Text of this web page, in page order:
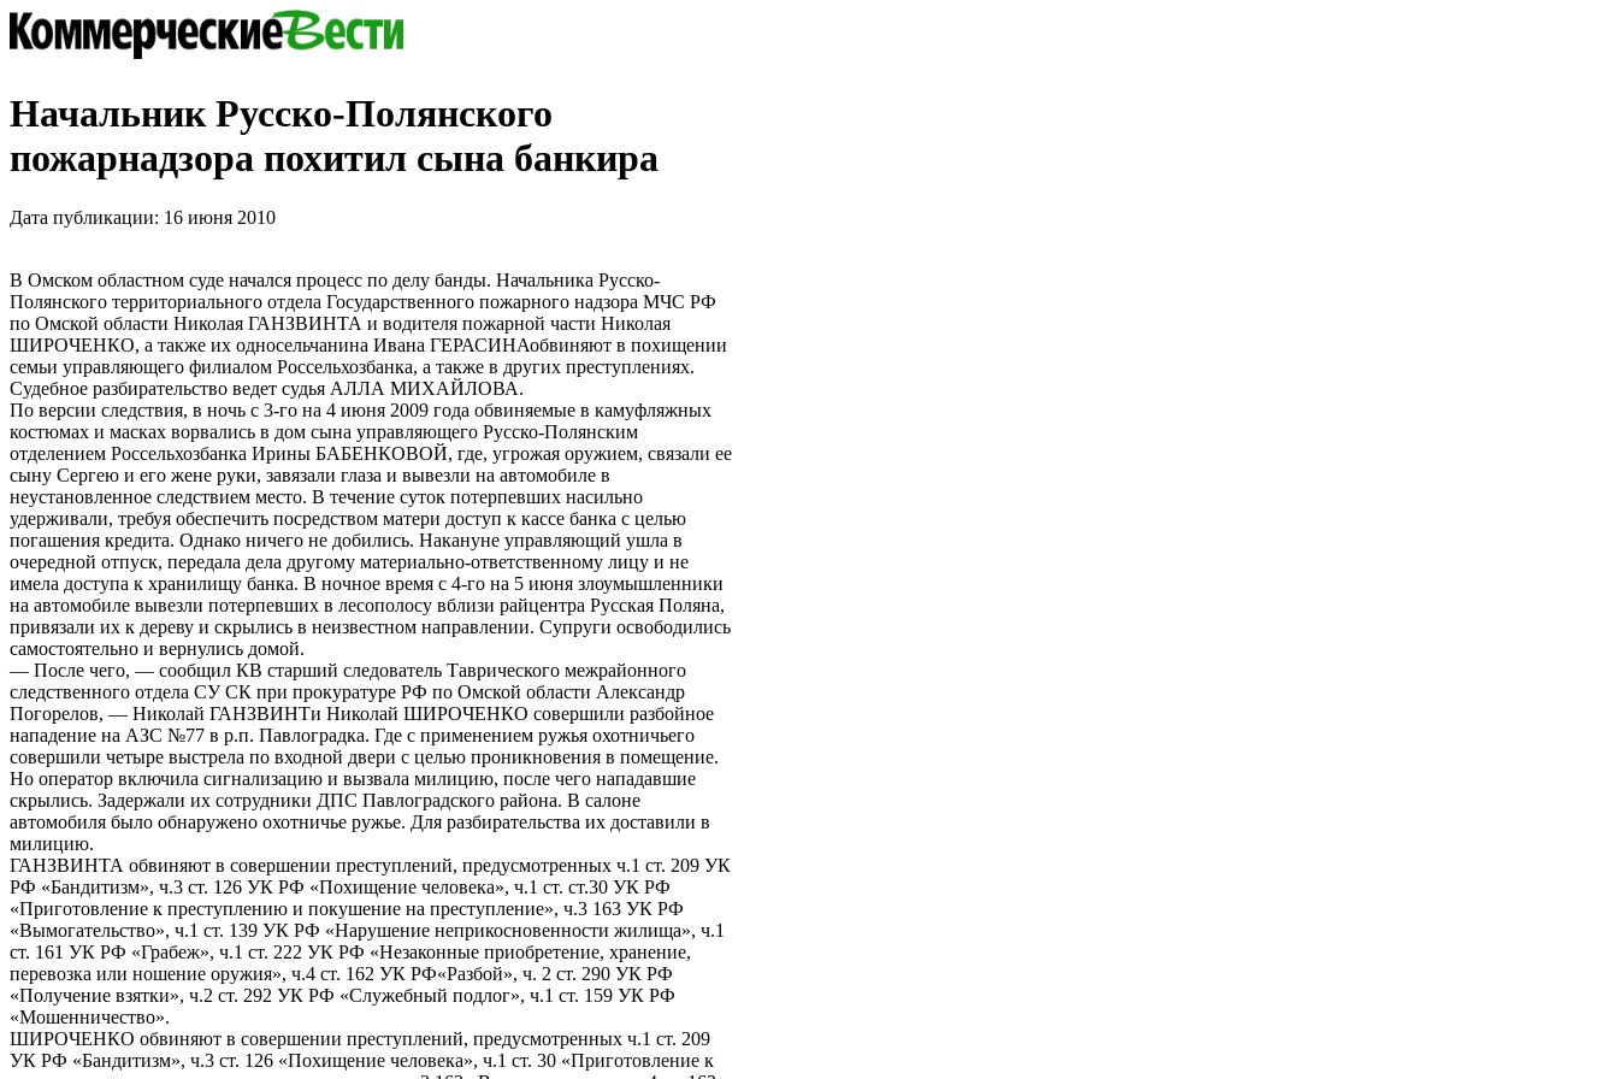
Начальник Русско-Полянского
пожарнадзора похитил сына банкира
Дата публикации: 16 июня 2010
В Омском областном суде начался процесс по делу банды. Начальника Русско-
Полянского территориального отдела Государственного пожарного надзора МЧС РФ
по Омской области Николая ГАНЗВИНТА и водителя пожарной части Николая
ШИРОЧЕНКО, а также их односельчанина Ивана ГЕРАСИНАобвиняют в похищении
семьи управляющего филиалом Россельхозбанка, а также в других преступлениях.
Судебное разбирательство ведет судья АЛЛА МИХАЙЛОВА.
По версии следствия, в ночь с 3-го на 4 июня 2009 года обвиняемые в камуфляжных
костюмах и масках ворвались в дом сына управляющего Русско-Полянским
отделением Россельхозбанка Ирины БАБЕНКОВОЙ, где, угрожая оружием, связали ее
сыну Сергею и его жене руки, завязали глаза и вывезли на автомобиле в
неустановленное следствием место. В течение суток потерпевших насильно
удерживали, требуя обеспечить посредством матери доступ к кассе банка с целью
погашения кредита. Однако ничего не добились. Накануне управляющий ушла в
очередной отпуск, передала дела другому материально-ответственному лицу и не
имела доступа к хранилищу банка. В ночное время с 4-го на 5 июня злоумышленники
на автомобиле вывезли потерпевших в лесополосу вблизи райцентра Русская Поляна,
привязали их к дереву и скрылись в неизвестном направлении. Супруги освободились
самостоятельно и вернулись домой.
— После чего, — сообщил КВ старший следователь Таврического межрайонного
следственного отдела СУ СК при прокуратуре РФ по Омской области Александр
Погорелов, — Николай ГАНЗВИНТи Николай ШИРОЧЕНКО совершили разбойное
нападение на АЗС №77 в р.п. Павлоградка. Где с применением ружья охотничьего
совершили четыре выстрела по входной двери с целью проникновения в помещение.
Но оператор включила сигнализацию и вызвала милицию, после чего нападавшие
скрылись. Задержали их сотрудники ДПС Павлоградского района. В салоне
автомобиля было обнаружено охотничье ружье. Для разбирательства их доставили в
милицию.
ГАНЗВИНТА обвиняют в совершении преступлений, предусмотренных ч.1 ст. 209 УК
РФ «Бандитизм», ч.3 ст. 126 УК РФ «Похищение человека», ч.1 ст. ст.30 УК РФ
«Приготовление к преступлению и покушение на преступление», ч.3 163 УК РФ
«Вымогательство», ч.1 ст. 139 УК РФ «Нарушение неприкосновенности жилища», ч.1
ст. 161 УК РФ «Грабеж», ч.1 ст. 222 УК РФ «Незаконные приобретение, хранение,
перевозка или ношение оружия», ч.4 ст. 162 УК РФ«Разбой», ч. 2 ст. 290 УК РФ
«Получение взятки», ч.2 ст. 292 УК РФ «Служебный подлог», ч.1 ст. 159 УК РФ
«Мошенничество».
ШИРОЧЕНКО обвиняют в совершении преступлений, предусмотренных ч.1 ст. 209
УК РФ «Бандитизм», ч.3 ст. 126 «Похищение человека», ч.1 ст. 30 «Приготовление к